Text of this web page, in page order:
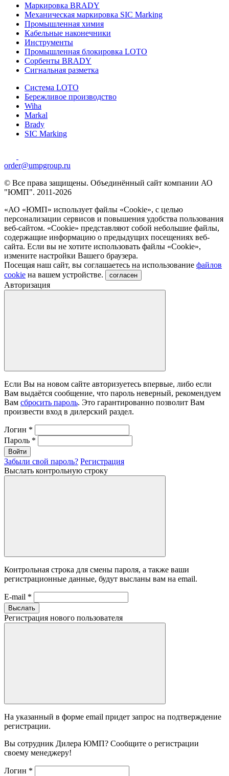
Маркировка BRADY
Механическая маркировка SIC Marking
Промышленная химия
Кабельные наконечники
Инструменты
Промышленная блокировка LOTO
Сорбенты BRADY
Сигнальная разметка
Система LOTO
Бережливое производство
Wiha
Markal
Brady
SIC Marking
order@umpgroup.ru
© Все права защищены. Объединённый сайт компании АО
"ЮМП". 2011-2026
«АО «ЮМП» использует файлы «Сookie», с целью
персонализации сервисов и повышения удобства пользования
веб-сайтом. «Cookie» представляют собой небольшие файлы,
содержащие информацию о предыдущих посещениях веб-
сайта. Если вы не хотите использовать файлы «Сookie»,
измените настройки Вашего браузера.
Посещая наш сайт, вы соглашаетесь на использование файлов
cookie на вашем устройстве. согласен
Авторизация
Если Вы на новом сайте авторизуетесь впервые, либо если
Вам выдаётся сообщение, что пароль неверный, рекомендуем
Вам сбросить пароль. Это гарантированно позволит Вам
произвести вход в дилерский раздел.
Логин *
Пароль *
Войти
Забыли свой пароль? Регистрация
Выслать контрольную строку
Контрольная строка для смены пароля, а также ваши
регистрационные данные, будут высланы вам на email.
E-mail *
Выслать
Регистрация нового пользователя
На указанный в форме email придет запрос на подтверждение
регистрации.
Вы сотрудник Дилера ЮМП? Сообщите о регистрации
своему менеджеру!
Логин *